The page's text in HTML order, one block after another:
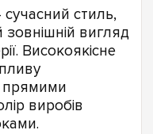
стиль,
зовнішній вигляд
Високоякісне
прямими
виробів